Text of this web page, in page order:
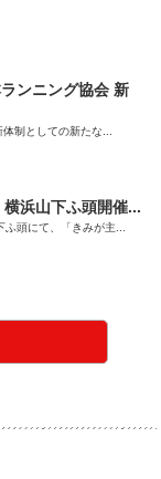
ンニング協会 新
制としての新たな...
浜山下ふ頭開催...
ふ頭にて、「きみが主...